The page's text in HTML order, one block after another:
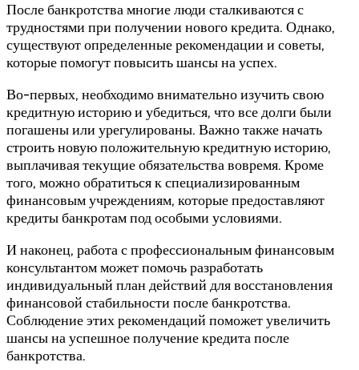
После банкротства многие люди сталкиваются с
трудностями при получении нового кредита. Однако,
существуют определенные рекомендации и советы,
которые помогут повысить шансы на успех.
Во-первых, необходимо внимательно изучить свою
кредитную историю и убедиться, что все долги были
погашены или урегулированы. Важно также начать
строить новую положительную кредитную историю,
выплачивая текущие обязательства вовремя. Кроме
того, можно обратиться к специализированным
финансовым учреждениям, которые предоставляют
кредиты банкротам под особыми условиями.
И наконец, работа с профессиональным финансовым
консультантом может помочь разработать
индивидуальный план действий для восстановления
финансовой стабильности после банкротства.
Соблюдение этих рекомендаций поможет увеличить
шансы на успешное получение кредита после
банкротства.